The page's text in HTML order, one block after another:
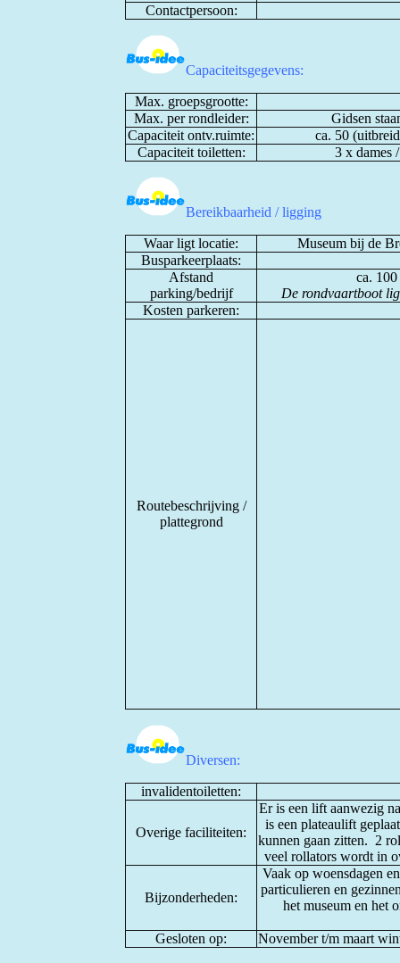
Contactpersoon:
Capaciteitsgegevens:
Max. groepsgrootte:
Max. per rondleider:
Gidsen
Capaciteit ontv.ruimte:
ca. 50
Capaciteit toiletten:
3 x dames
Bereikbaarheid / ligging
Waar ligt locatie:
Museum bij de
Busparkeerplaats:
Afstand
parking/bedrijf
ca.
De rondvaartboot
Kosten parkeren:
Routebeschrijving /
plattegrond
Diversen:
invalidentoiletten:
Overige faciliteiten:
Er is een lift aanwezig
is een plateaulift
kunnen gaan zitten. 2
veel rollators wordt in
Bijzonderheden:
Vaak op woensdagen
particulieren en
het museum en het
Gesloten op: November t/m maart